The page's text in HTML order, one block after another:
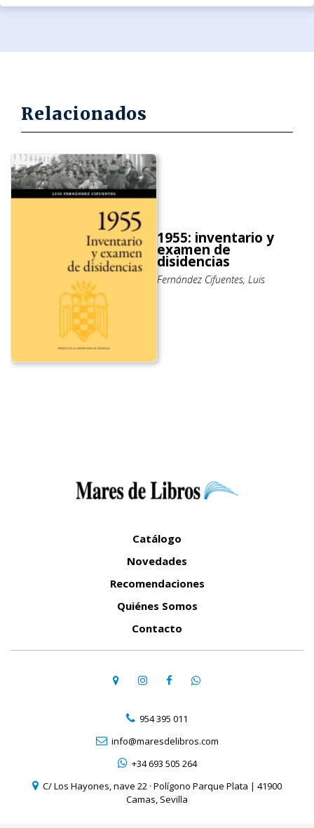
Relacionados
1955: inventario y
examen de
disidencias
Fernández Cifuentes, Luis
Catálogo
Novedades
Recomendaciones
Quiénes Somos
Contacto
954 395 011
info@maresdelibros.com
+34 693 505 264
C/ Los Hayones, nave 22 · Polígono Parque Plata | 41900
Camas, Sevilla